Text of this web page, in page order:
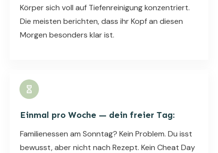
Körper sich voll auf Tiefenreinigung konzentriert.
Die meisten berichten, dass ihr Kopf an diesen
Morgen besonders klar ist.
Einmal pro Woche — dein freier Tag:
Familienessen am Sonntag? Kein Problem. Du isst
bewusst, aber nicht nach Rezept. Kein Cheat Day